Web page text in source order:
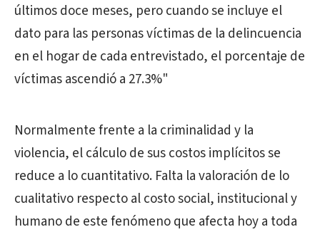
últimos doce meses, pero cuando se incluye el
dato para las personas víctimas de la delincuencia
en el hogar de cada entrevistado, el porcentaje de
víctimas ascendió a 27.3%"
Normalmente frente a la criminalidad y la
violencia, el cálculo de sus costos implícitos se
reduce a lo cuantitativo. Falta la valoración de lo
cualitativo respecto al costo social, institucional y
humano de este fenómeno que afecta hoy a toda